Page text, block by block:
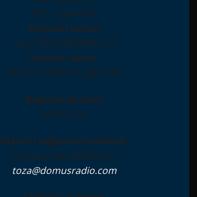
PIB: 114944708
Dinarski račun:
265-7590310000841-93
Devizni račun:
RS35265100000123897181
Registarski broj:
IN001612
Glavni i odgovorni urednik:
Dragan Toza Milanović
toza@domusradio.com